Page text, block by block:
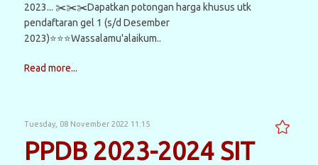
2023... ✂️✂️✂️Dapatkan potongan harga khusus utk
pendaftaran gel 1 (s/d Desember
2023)⭐⭐⭐Wassalamu'alaikum..
Read more...
Tuesday, 08 November 2022 11:15
PPDB 2023-2024 SIT